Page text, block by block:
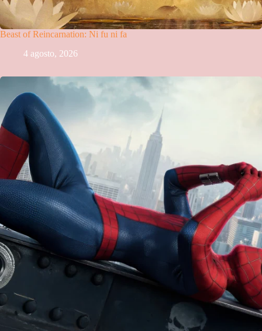
Beast of Reincarnation: Ni fu ni fa
4 agosto, 2026